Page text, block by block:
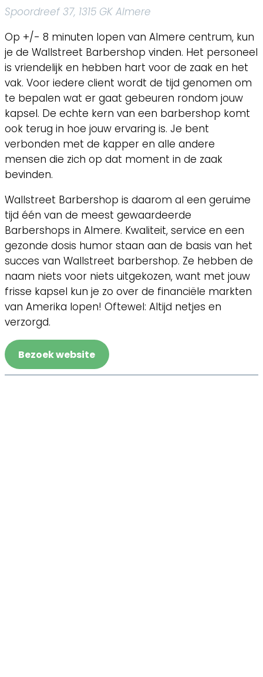
Spoordreef 37, 1315 GK Almere
Op +/- 8 minuten lopen van Almere centrum, kun
je de Wallstreet Barbershop vinden. Het personeel
is vriendelijk en hebben hart voor de zaak en het
vak. Voor iedere client wordt de tijd genomen om
te bepalen wat er gaat gebeuren rondom jouw
kapsel. De echte kern van een barbershop komt
ook terug in hoe jouw ervaring is. Je bent
verbonden met de kapper en alle andere
mensen die zich op dat moment in de zaak
bevinden.
Wallstreet Barbershop is daarom al een geruime
tijd één van de meest gewaardeerde
Barbershops in Almere. Kwaliteit, service en een
gezonde dosis humor staan aan de basis van het
succes van Wallstreet barbershop. Ze hebben de
naam niets voor niets uitgekozen, want met jouw
frisse kapsel kun je zo over de financiële markten
van Amerika lopen! Oftewel: Altijd netjes en
verzorgd.
Bezoek website